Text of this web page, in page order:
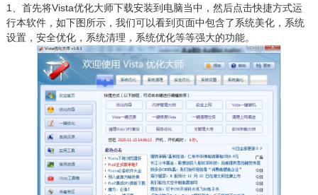
1、首先将Vista优化大师下载安装到电脑当中，然后点击快捷方式运
行本软件，如下图所示，我们可以看到页面中包含了系统美化，系统
设置，安全优化，系统清理，系统优化等等强大的功能。